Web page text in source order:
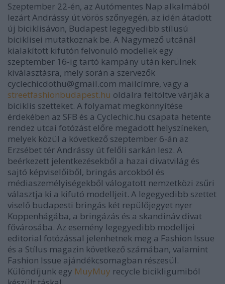
Szeptember 22-én, az Autómentes Nap alkalmából
lezárt Andrássy út vörös szőnyegén, az idén átadott
új biciklisávon, Budapest legegyedibb stílusú
biciklisei mutatkoznak be. A Nagymező utcánál
kialakított kifutón felvonuló modellek egy
szeptember 16-ig tartó kampány után kerülnek
kiválasztásra, mely során a szervezők
cyclechicdothu@gmail.com mailcímre, vagy a
streetfashionbudapest.hu oldalra feltöltve várják a
biciklis szetteket. A folyamat megkönnyítése
érdekében az SFB és a Cyclechic.hu csapata hetente
rendez utcai fotózást előre megadott helyszíneken,
melyek közül a következő szeptember 6-án az
Erzsébet tér Andrássy út felőli sarkán lesz. A
beérkezett jelentkezésekből a hazai divatvilág és
sajtó képviselőiből, bringás arcokból és
médiaszemélyiségekből válogatott nemzetközi zsűri
választja ki a kifutó modelljeit. A legegyedibb szettet
viselő budapesti bringás két repülőjegyet nyer
Koppenhágába, a bringázás és a skandináv divat
fővárosába. Az esemény legegyedibb modelljei
editorial fotózással jelenhetnek meg a Fashion Issue
és a Stílus magazin következő számában, valamint
Fashion Issue ajándékcsomagban részesül.
Különdíjunk egy MuyMuy recycle bicikligumiból